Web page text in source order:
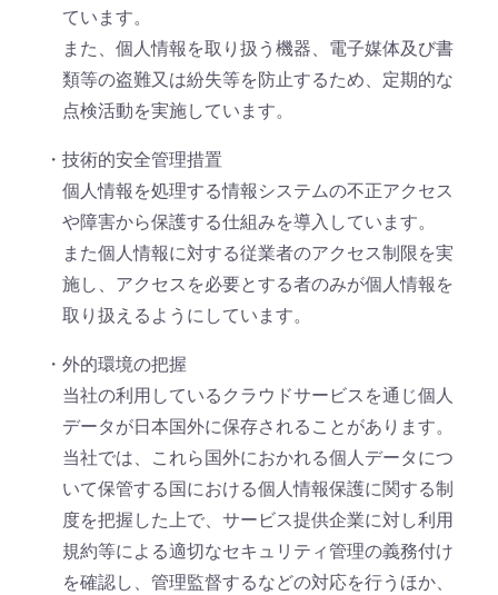
ています。
また、個人情報を取り扱う機器、電子媒体及び書
類等の盗難又は紛失等を防止するため、定期的な
点検活動を実施しています。
・技術的安全管理措置
個人情報を処理する情報システムの不正アクセス
や障害から保護する仕組みを導入しています。
また個人情報に対する従業者のアクセス制限を実
施し、アクセスを必要とする者のみが個人情報を
取り扱えるようにしています。
・外的環境の把握
当社の利用しているクラウドサービスを通じ個人
データが日本国外に保存されることがあります。
当社では、これら国外におかれる個人データにつ
いて保管する国における個人情報保護に関する制
度を把握した上で、サービス提供企業に対し利用
規約等による適切なセキュリティ管理の義務付け
を確認し、管理監督するなどの対応を行うほか、